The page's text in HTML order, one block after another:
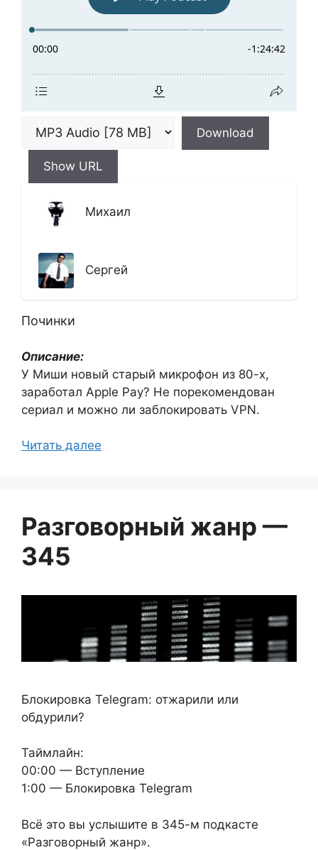
Download
Show URL
Михаил
Сергей
Починки
Описание:
У Миши новый старый микрофон из 80-х,
заработал Apple Pay? Не порекомендован
сериал и можно ли заблокировать VPN.
Читать далее
Разговорный жанр —
345
Блокировка Telegram: отжарили или
обдурили?
Таймлайн:
00:00 — Вступление
1:00 — Блокировка Telegram
Всё это вы услышите в 345-м подкасте
«Разговорный жанр».